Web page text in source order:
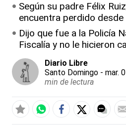
Según su padre Félix
encuentra perdido
Dijo que fue a la Policía
Fiscalía y no le hicieron
Diario Libre
Santo Domingo - mar.
min de lectura